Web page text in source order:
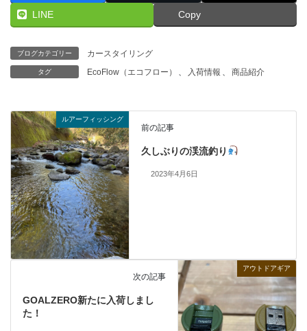
LINE Copy
ブログカテゴリー カースタイリング
タグ EcoFlow（エコフロー） 、 入荷情報 、 商品紹介
ルアーフィッシング
前の記事
久しぶりの渓流釣り
2023年4月6日
アウトドアギア
次の記事
GOALZERO新たに入荷しまし
た！